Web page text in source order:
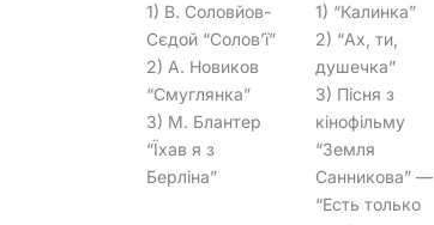
1) В. Соловйов-
Сєдой “Солов’ї”
2) А. Новиков
“Смуглянка”
3) М. Блантер
“Їхав я з
Берліна”
1) “Калинка”
2) “Ах, ти,
душечка”
3) Пісня з
кінофільму
“Земля
Санникова” —
“Есть только